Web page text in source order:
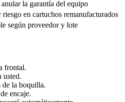
anular la garantía del equipo
en cartuchos remanufacturados
según proveedor y lote
frontal.
usted.
de la boquilla.
encaje.